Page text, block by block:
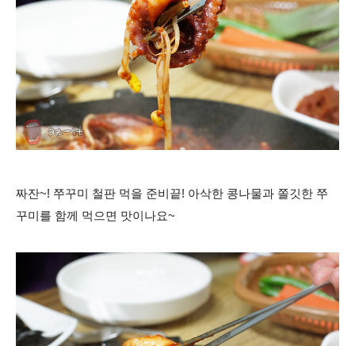
짜잔~! 쭈꾸미 철판 먹을 준비끝! 아삭한 콩나물과 쫄깃한 쭈
꾸미를 함께 먹으면 맛이나요~